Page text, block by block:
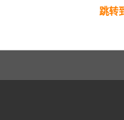
跳转